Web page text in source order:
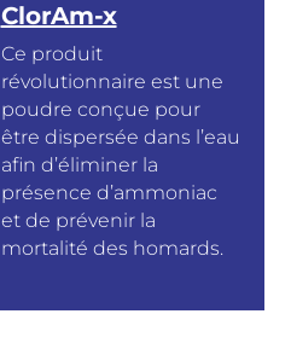
ClorAm-x
Ce produit
révolutionnaire est une
poudre conçue pour
être dispersée dans l’eau
afin d’éliminer la
présence d’ammoniac
et de prévenir la
mortalité des homards.